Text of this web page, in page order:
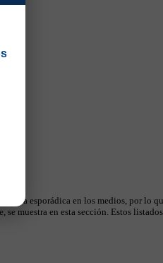
esporádica en los medios, por lo
muestra en esta sección. Estos